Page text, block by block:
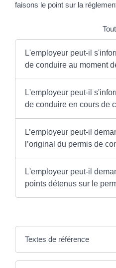
faisons le point sur la
L'employeur peut-il
de conduire au moment
L'employeur peut-il
de conduire en cours de
L’employeur peut-il
l’original du permis de
L'employeur peut-il
points détenus sur le
Textes de référence